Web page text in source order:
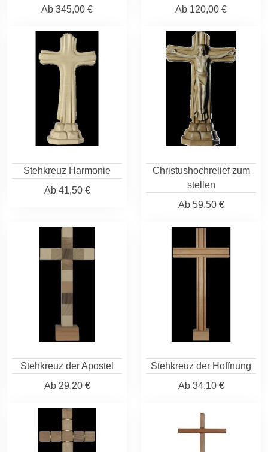
Ab 345,00 € Ab 120,00 €
Stehkreuz Harmonie
Ab41,50 €
Christushochrelief zum
stellen
Ab59,50 €
Stehkreuz der Apostel
Ab29,20 €
Stehkreuz der Hoffnung
Ab34,10 €